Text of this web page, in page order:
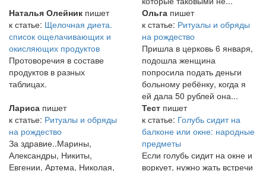
Наталья Олейник пишет
к статье: Щелочная диета.
список ощелачивающих и
окисляющих продуктов
Протоворечия в составе
продуктов в разных
таблицах.
Ольга пишет
к статье: Ритуалы и обряды
на рождество
Пришла в церковь 6 января,
подошла женщина
попросила подать деньги
больному ребёнку, когда я
ей дала 50 рублей она...
Лариса пишет
к статье: Ритуалы и обряды
на рождество
За здравие..Марины,
Александры, Никиты,
Евгении, Артема, Николая,
Тест пишет
к статье: Голубь сидит на
балконе или окне: народные
предметы
Если голубь сидит на окне и
воркует, нужно жать встречи